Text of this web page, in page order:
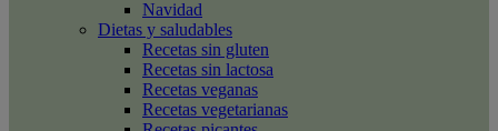
Navidad
Dietas y saludables
Recetas sin gluten
Recetas sin lactosa
Recetas veganas
Recetas vegetarianas